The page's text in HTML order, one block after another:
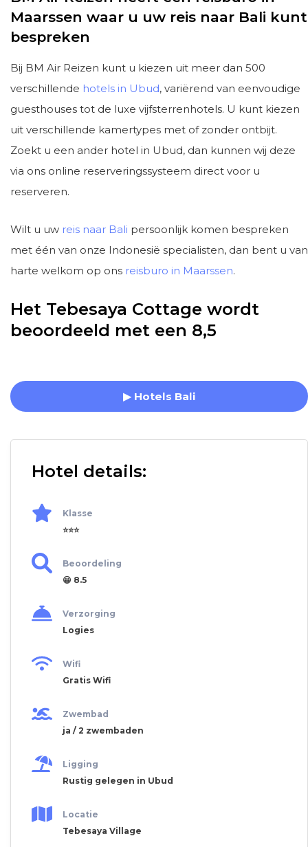
Maarssen waar u uw reis naar Bali kunt
bespreken
Bij BM Air Reizen kunt u kiezen uit meer dan 500
verschillende hotels in Ubud, variërend van eenvoudige
guesthouses tot de luxe vijfsterrenhotels. U kunt kiezen
uit verschillende kamertypes met of zonder ontbijt.
Zoekt u een ander hotel in Ubud, dan kunnen wij deze
via ons online reserveringssysteem direct voor u
reserveren.
Wilt u uw reis naar Bali persoonlijk komen bespreken
met één van onze Indonesië specialisten, dan bent u van
harte welkom op ons reisburo in Maarssen.
Het Tebesaya Cottage wordt
beoordeeld met een 8,5
▶ Hotels Bali
Hotel details:
Klasse
⭐⭐⭐
Beoordeling
😀 8.5
Verzorging
Logies
Wifi
Gratis Wifi
Zwembad
ja / 2 zwembaden
Ligging
Rustig gelegen in Ubud
Locatie
Tebesaya Village